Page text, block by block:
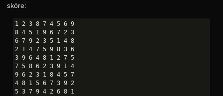
skóre:
1 2 3 8 7 4 5 6 9
8 4 5 1 9 6 7 2 3
6 7 9 2 3 5 1 4 8
2 1 4 7 5 9 8 3 6
3 9 6 4 8 1 2 7 5
7 5 8 6 2 3 9 1 4
9 6 2 3 1 8 4 5 7
4 8 1 5 6 7 3 9 2
5 3 7 9 4 2 6 8 1